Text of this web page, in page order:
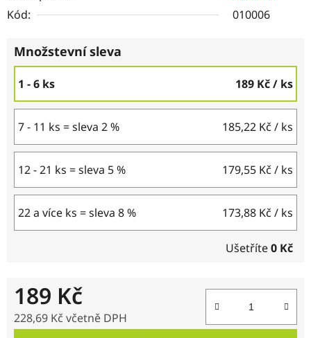
Kód:
010006
Množstevní sleva
1 - 6 ks 189 Kč/ ks
7 - 11 ks = sleva 2 % 185,22 Kč / ks
12 - 21 ks = sleva 5 % 179,55 Kč / ks
22 a více ks = sleva 8 % 173,88 Kč / ks
Ušetříte0 Kč
189 Kč
228,69 Kč včetně DPH